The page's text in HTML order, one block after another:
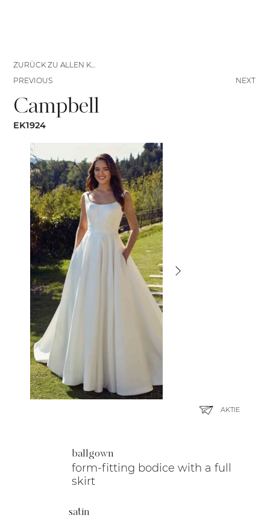
ballgown
form-fitting bodice with a full
skirt
satin
Campbell
EK1924
AKTIE
NEXT
ZURÜCK ZU ALLEN KLEIDERN
PREVIOUS